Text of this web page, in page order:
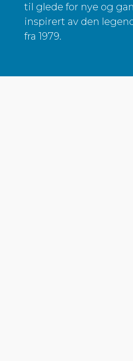
til glede for nye og
inspirert av den
fra 1979.